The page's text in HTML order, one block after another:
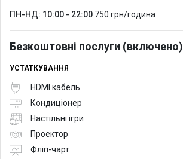
ПН-НД: 10:00 - 22:00 750 грн/година
Безкоштовні послуги (включено)
УСТАТКУВАННЯ
HDMI кабель
Кондиціонер
Настільні ігри
Проектор
Фліп-чарт